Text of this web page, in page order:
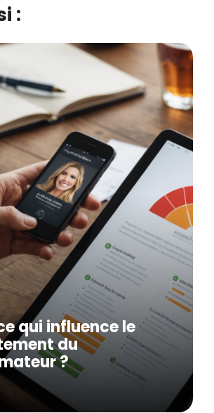
:
qui influence le
du
?